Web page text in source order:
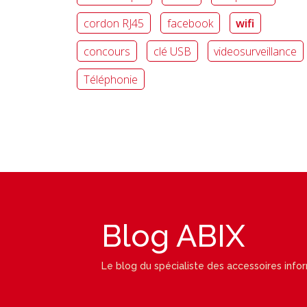
cordon RJ45
facebook
wifi
concours
clé USB
videosurveillance
Téléphonie
Blog ABIX
Le blog du spécialiste des accessoires